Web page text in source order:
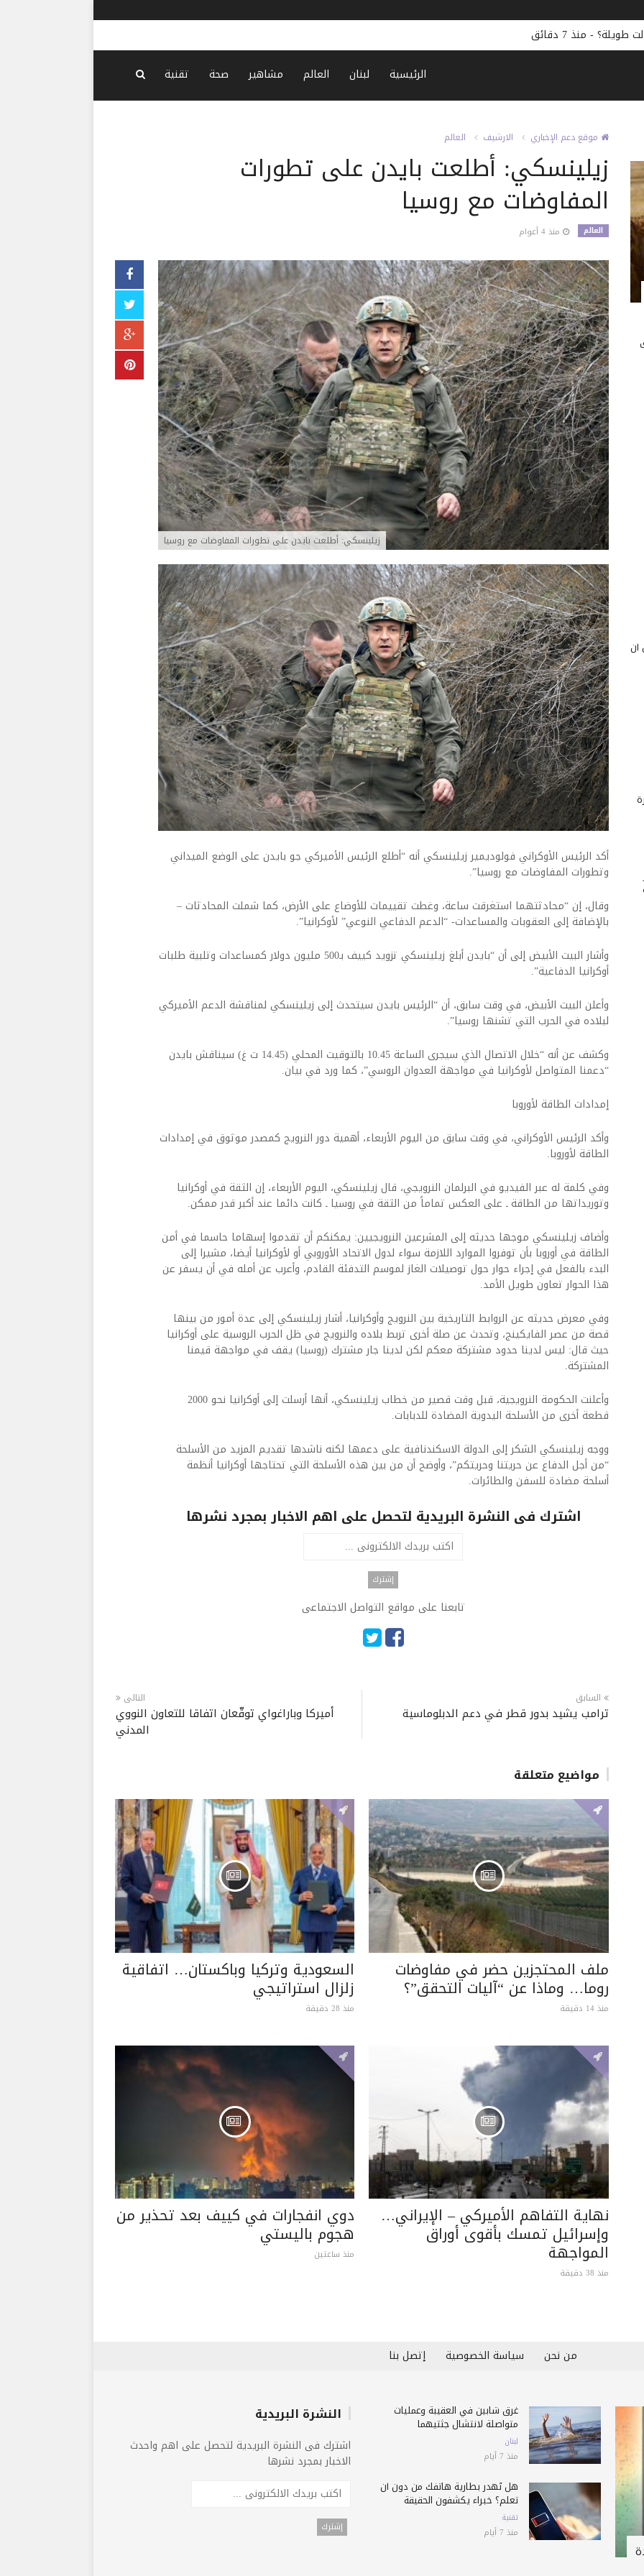
روما… وماذا عن “آليات التحقق”؟
الرئيسية لبنان العالم مشاهير صحة تقنية
موقع دعم الإخباري الارشيف العالم
زيلينسكي: أطلعت بايدن على تطورات
المفاوضات مع روسيا
العالم منذ 4 أعوام
زيلينسكي: أطلعت بايدن على تطورات المفاوضات مع روسيا
أكد الرئيس الأوكراني فولوديمير زيلينسكي أنه “أطلع الرئيس الأميركي جو بايدن على الوضع الميداني
وتطورات المفاوضات مع روسيا”.
وقال، إن “محادثتهما استغرقت ساعة، وغطت تقييمات للأوضاع على الأرض، كما شملت المحادثات –
بالإضافة إلى العقوبات والمساعدات- “الدعم الدفاعي النوعي” لأوكرانيا”.
وأشار البيت الأبيض إلى أن “بايدن أبلغ زيلينسكي تزويد كييف بـ500 مليون دولار كمساعدات وتلبية طلبات
أوكرانيا الدفاعية”.
وأعلن البيت الأبيض، في وقت سابق، أن “الرئيس بايدن سيتحدث إلى زيلينسكي لمناقشة الدعم الأميركي
لبلاده في الحرب التي تشنها روسيا”.
وكشف عن أنه “خلال الاتصال الذي سيجرى الساعة 10.45 بالتوقيت المحلي (14.45 ت غ) سيناقش بايدن
“دعمنا المتواصل لأوكرانيا في مواجهة العدوان الروسي”، كما ورد في بيان.
إمدادات الطاقة لأوروبا
وأكد الرئيس الأوكراني، في وقت سابق من اليوم الأربعاء، أهمية دور النرويج كمصدر موثوق في إمدادات
الطاقة لأوروبا.
وفي كلمة له عبر الفيديو في البرلمان النرويجي، قال زيلينسكي، اليوم الأربعاء، إن الثقة في أوكرانيا
وتوريداتها من الطاقة ـ على العكس تماماً من الثقة في روسيا ـ كانت دائما عند أكبر قدر ممكن.
وأضاف زيلينسكي موجها حديثه إلى المشرعين النرويجيين: يمكنكم أن تقدموا إسهاما حاسما في أمن
الطاقة في أوروبا بأن توفروا الموارد اللازمة سواء لدول الاتحاد الأوروبي أو لأوكرانيا أيضا، مشيرا إلى
البدء بالفعل في إجراء حوار حول توصيلات الغاز لموسم التدفئة القادم، وأعرب عن أمله في أن يسفر عن
هذا الحوار تعاون طويل الأمد.
وفي معرض حديثه عن الروابط التاريخية بين النرويج وأوكرانيا، أشار زيلينسكي إلى عدة أمور من بينها
قصة من عصر الفايكينج، وتحدث عن صلة أخرى تربط بلاده والنرويج في ظل الحرب الروسية على أوكرانيا
حيث قال: ليس لدينا حدود مشتركة معكم لكن لدينا جار مشترك (روسيا) يقف في مواجهة قيمنا
المشتركة.
وأعلنت الحكومة النرويجية، قبل وقت قصير من خطاب زيلينسكي، أنها أرسلت إلى أوكرانيا نحو 2000
قطعة أخرى من الأسلحة اليدوية المضادة للدبابات.
ووجه زيلينسكي الشكر إلى الدولة الاسكندنافية على دعمها لكنه ناشدها تقديم المزيد من الأسلحة
“من أجل الدفاع عن حريتنا وحريتكم”، وأوضح أن من بين هذه الأسلحة التي تحتاجها أوكرانيا أنظمة
أسلحة مضادة للسفن والطائرات.​
اشترك فى النشرة البريدية لتحصل على اهم الاخبار بمجرد نشرها
تابعنا على مواقع التواصل الاجتماعى
السابق
ترامب يشيد بدور قطر في دعم الدبلوماسية
التالى
أميركا وباراغواي توقّعان اتفاقا للتعاون النووي
المدني
مواضيع متعلقة
ملف المحتجزين حضر في مفاوضات
روما… وماذا عن “آليات التحقق”؟
منذ 14 دقيقة
السعودية وتركيا وباكستان… اتفاقية
زلزال استراتيجي
منذ 28 دقيقة
نهاية التفاهم الأميركي – الإيراني…
وإسرائيل تمسك بأقوى أوراق
المواجهة
منذ 38 دقيقة
دوي انفجارات في كييف بعد تحذير من
هجوم باليستي
منذ ساعتين
أن
من نحن سياسة الخصوصية إتصل بنا
غرق شابين في العقيبة وعمليات
متواصلة لانتشال جثتيهما
لبنان
منذ 7 أيام
هل تُهدر بطارية هاتفك من دون أن
تعلم؟ خبراء يكشفون الحقيقة
تقنية
منذ 7 أيام
النشرة البريدية
اشترك فى النشرة البريدية لتحصل على اهم واحدث
الاخبار بمجرد نشرها